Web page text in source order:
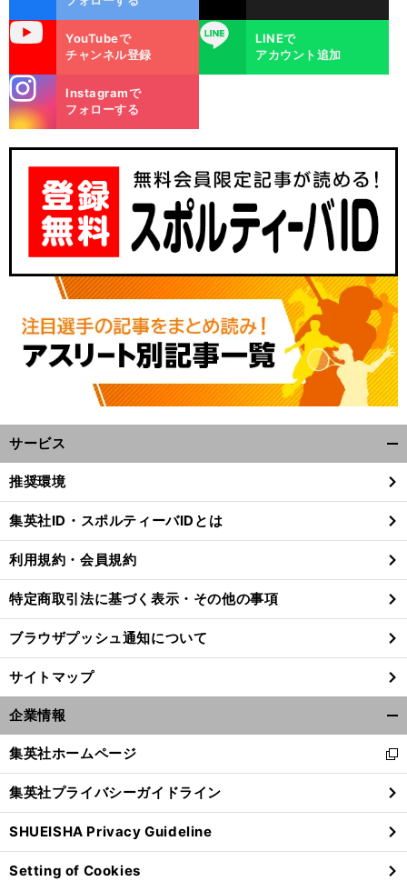
盲
」
？
前
YouTubeで
チャンネル登録
LINE
LINEで
アカウント追加
m
Instagramで
フォローする
サービス
閉
る
推奨環境
集英社ID・スポルティーバIDとは
利用規約・会員規約
特定商取引法に基づく表示・その他の事項
ブラウザプッシュ通知について
サイトマップ
企業情報
閉
る
集英社ホームページ
新
し
い
ウ
ィ
ン
ド
集英社プライバシーガイドライン
SHUEISHA Privacy Guideline
Setting of Cookies